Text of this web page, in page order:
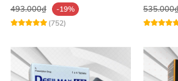
493.000₫
-19%
(752)